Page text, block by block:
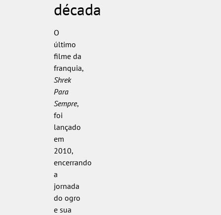
década
O
último
filme da
franquia,
Shrek
Para
Sempre,
foi
lançado
em
2010,
encerrando
a
jornada
do ogro
e sua